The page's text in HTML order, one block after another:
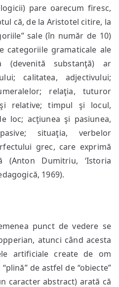
pare oarecum firesc,
că, de la Aristotel citire, la
sale (în număr de 10)
categoriile gramaticale ale
(devenită substanţă) ar
calitatea, adjectivului;
relaţia, tuturor
relative; timpul şi locul,
loc; acţiunea şi pasiunea,
situaţia, verbelor
grec, care exprimă
(Anton Dumitriu, ‘Istoria
1969).
punct de vedere se
atunci când acesta
artificiale create de om
de astfel de “obiecte”
caracter abstract) arată că